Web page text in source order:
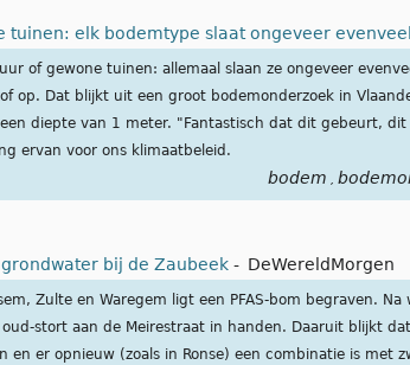
tuinen: elk bodemtype slaat ongeveer
of gewone tuinen: allemaal slaan ze ongeveer
op. Dat blijkt uit een groot bodemonderzoek in
diepte van 1 meter. "Fantastisch dat dit gebeurt,
ervan voor ons klimaatbeleid.
bodem
grondwater bij de Zaubeek - DeWereldMorgen
Zulte en Waregem ligt een PFAS-bom begraven.
stort aan de Meirestraat in handen. Daaruit blijkt
en er opnieuw (zoals in Ronse) een combinatie is met